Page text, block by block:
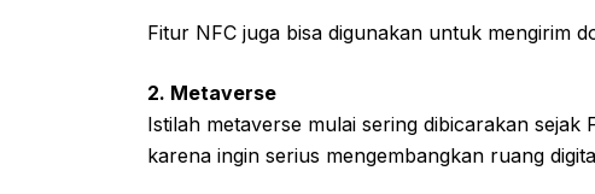
Fitur NFC juga bisa digunakan untuk mengirim
2. Metaverse
Istilah metaverse mulai sering dibicarakan
karena ingin serius mengembangkan ruang